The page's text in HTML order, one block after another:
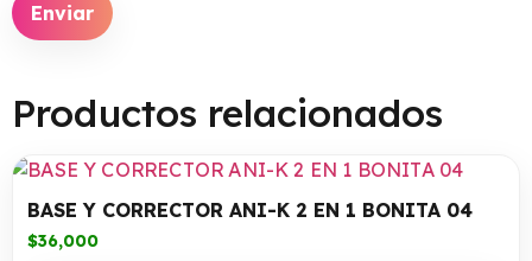
Productos relacionados
BASE Y CORRECTOR ANI-K 2 EN 1 BONITA 04
$36,000